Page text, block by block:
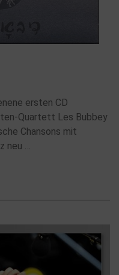
ersten CD
Quartett Les Bubbey
Chansons mit
neu …